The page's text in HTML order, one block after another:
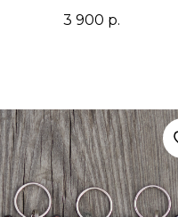
поводка со скрытой ручкой.
3 900 р.